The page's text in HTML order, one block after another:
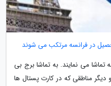
تماشا می نمایند. به تماشا برج بی
دیگر مناطقی که در کارت پستال ها